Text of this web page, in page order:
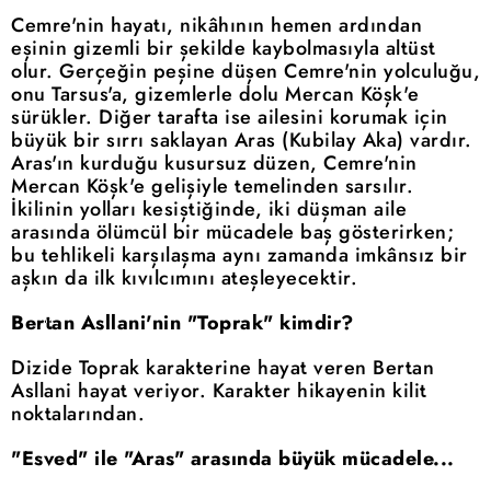
Cemre'nin hayatı, nikâhının hemen ardından
eşinin gizemli bir şekilde kaybolmasıyla altüst
olur. Gerçeğin peşine düşen Cemre'nin yolculuğu,
onu Tarsus'a, gizemlerle dolu Mercan Köşk'e
sürükler. Diğer tarafta ise ailesini korumak için
büyük bir sırrı saklayan Aras (Kubilay Aka) vardır.
Aras'ın kurduğu kusursuz düzen, Cemre'nin
Mercan Köşk'e gelişiyle temelinden sarsılır.
İkilinin yolları kesiştiğinde, iki düşman aile
arasında ölümcül bir mücadele baş gösterirken;
bu tehlikeli karşılaşma aynı zamanda imkânsız bir
aşkın da ilk kıvılcımını ateşleyecektir.
Bertan Asllani'nin "Toprak" kimdir?
Dizide Toprak karakterine hayat veren Bertan
Asllani hayat veriyor. Karakter hikayenin kilit
noktalarından.
"Esved" ile "Aras" arasında büyük mücadele...